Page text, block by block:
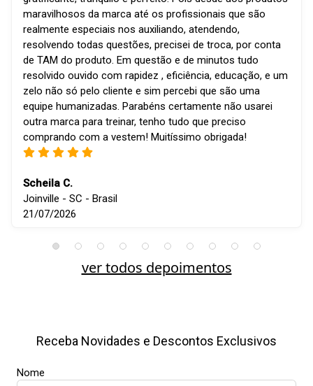
maravilhosos da marca até os profissionais que são
realmente especiais nos auxiliando, atendendo,
resolvendo todas questões, precisei de troca, por conta
de TAM do produto. Em questão e de minutos tudo
resolvido ouvido com rapidez , eficiência, educação, e um
zelo não só pelo cliente e sim percebi que são uma
equipe humanizadas. Parabéns certamente não usarei
outra marca para treinar, tenho tudo que preciso
comprando com a vestem! Muitíssimo obrigada!
Scheila C.
Joinville - SC - Brasil
21/07/2026
ver todos depoimentos
Receba Novidades e Descontos Exclusivos
Nome